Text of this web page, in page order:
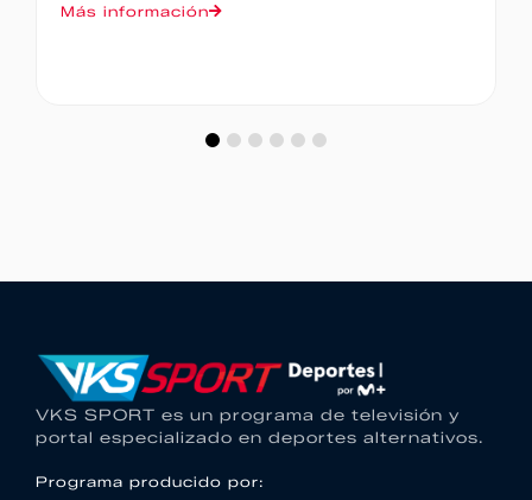
Más información
VKS SPORT es un programa de televisión y
portal especializado en deportes alternativos.
Programa producido por: